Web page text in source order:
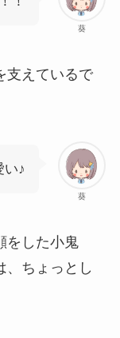
葵
支えているで
葵
い♪
をした小鬼
、ちょっとし